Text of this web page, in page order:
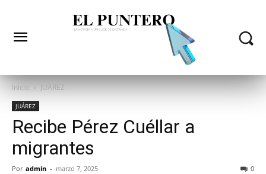
Inicio JUÁREZ
JUÁREZ
Recibe Pérez Cuéllar a
migrantes
Por admin - marzo 7, 2025 0